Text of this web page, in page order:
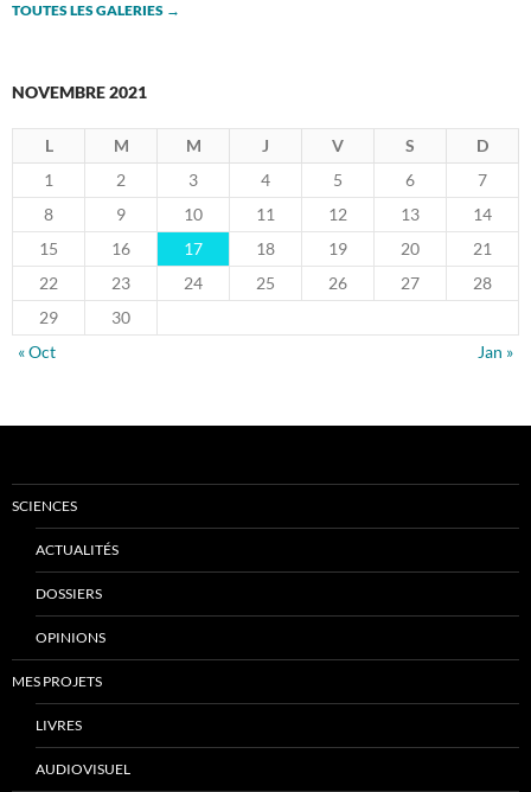
TOUTES LES GALERIES →
NOVEMBRE 2021
L M M J V S
D
1
2 3 4 5 6
7
8
9 10 11 12 13
14
15
16 17 18 19 20
21
22
23 24 25 26 27
28
29
30
« Oct
Jan »
SCIENCES
ACTUALITÉS
DOSSIERS
OPINIONS
MES PROJETS
LIVRES
AUDIOVISUEL